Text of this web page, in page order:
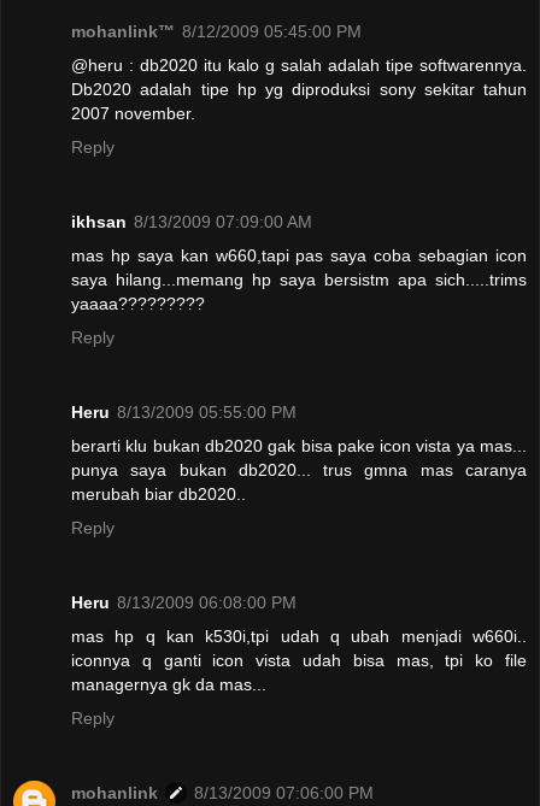
mohanlink™ 8/12/2009 05:45:00 PM
@heru : db2020 itu kalo g salah adalah tipe softwarennya.
Db2020 adalah tipe hp yg diproduksi sony sekitar tahun
2007 november.
Reply
ikhsan 8/13/2009 07:09:00 AM
mas hp saya kan w660,tapi pas saya coba sebagian icon
saya hilang...memang hp saya bersistm apa sich.....trims
yaaaa?????????
Reply
Heru 8/13/2009 05:55:00 PM
berarti klu bukan db2020 gak bisa pake icon vista ya mas...
punya saya bukan db2020... trus gmna mas caranya
merubah biar db2020..
Reply
Heru 8/13/2009 06:08:00 PM
mas hp q kan k530i,tpi udah q ubah menjadi w660i..
iconnya q ganti icon vista udah bisa mas, tpi ko file
managernya gk da mas...
Reply
mohanlink
8/13/2009 07:06:00 PM